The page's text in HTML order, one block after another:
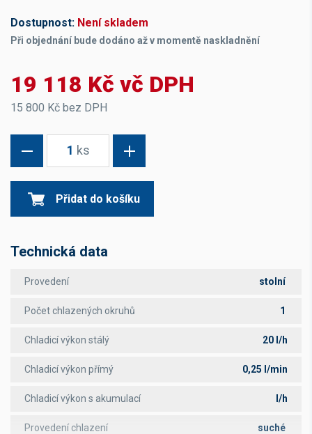
Dostupnost: Není skladem
Při objednání bude dodáno až v momentě naskladnění
19 118 Kč vč DPH
15 800 Kč bez DPH
1 ks
Přidat do košíku
Technická data
Provedení stolní
Počet chlazených okruhů 1
Chladicí výkon stálý 20 l/h
Chladicí výkon přímý 0,25 l/min
Chladicí výkon s akumulací l/h
Provedení chlazení suché